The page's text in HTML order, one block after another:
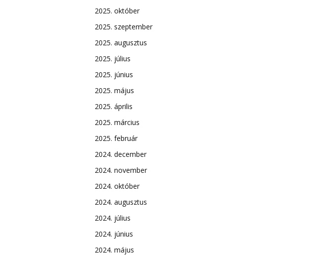
2025. október
2025. szeptember
2025. augusztus
2025. július
2025. június
2025. május
2025. április
2025. március
2025. február
2024. december
2024. november
2024. október
2024. augusztus
2024. július
2024. június
2024. május